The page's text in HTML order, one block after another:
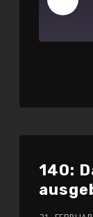
140: